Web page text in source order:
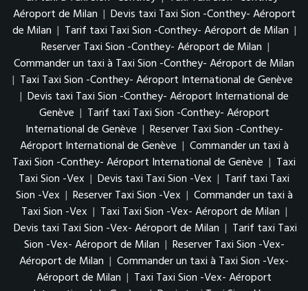
Aéroport de Milan | Devis taxi Taxi Sion -Conthey- Aéroport
de Milan | Tarif taxi Taxi Sion -Conthey- Aéroport de Milan |
Reserver Taxi Sion -Conthey- Aéroport de Milan |
Commander un taxi à Taxi Sion -Conthey- Aéroport de Milan
| Taxi Taxi Sion -Conthey- Aéroport International de Genève
| Devis taxi Taxi Sion -Conthey- Aéroport International de
Genève | Tarif taxi Taxi Sion -Conthey- Aéroport
International de Genève | Reserver Taxi Sion -Conthey-
Aéroport International de Genève | Commander un taxi à
Taxi Sion -Conthey- Aéroport International de Genève | Taxi
Taxi Sion -Vex | Devis taxi Taxi Sion -Vex | Tarif taxi Taxi
Sion -Vex | Reserver Taxi Sion -Vex | Commander un taxi à
Taxi Sion -Vex | Taxi Taxi Sion -Vex- Aéroport de Milan |
Devis taxi Taxi Sion -Vex- Aéroport de Milan | Tarif taxi Taxi
Sion -Vex- Aéroport de Milan | Reserver Taxi Sion -Vex-
Aéroport de Milan | Commander un taxi à Taxi Sion -Vex-
Aéroport de Milan | Taxi Taxi Sion -Vex- Aéroport